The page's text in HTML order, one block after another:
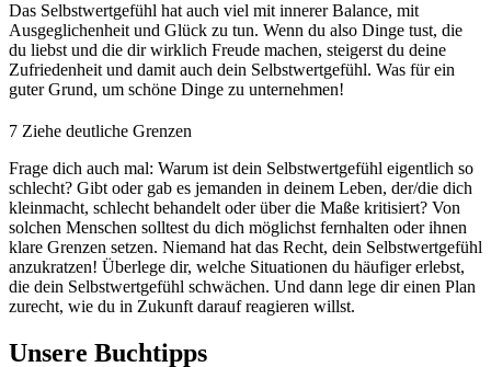
Das Selbstwertgefühl hat auch viel mit innerer Balance, mit
Ausgeglichenheit und Glück zu tun. Wenn du also Dinge tust, die
du liebst und die dir wirklich Freude machen, steigerst du deine
Zufriedenheit und damit auch dein Selbstwertgefühl. Was für ein
guter Grund, um schöne Dinge zu unternehmen!
7 Ziehe deutliche Grenzen
Frage dich auch mal: Warum ist dein Selbstwertgefühl eigentlich so
schlecht? Gibt oder gab es jemanden in deinem Leben, der/die dich
kleinmacht, schlecht behandelt oder über die Maße kritisiert? Von
solchen Menschen solltest du dich möglichst fernhalten oder ihnen
klare Grenzen setzen. Niemand hat das Recht, dein Selbstwertgefühl
anzukratzen! Überlege dir, welche Situationen du häufiger erlebst,
die dein Selbstwertgefühl schwächen. Und dann lege dir einen Plan
zurecht, wie du in Zukunft darauf reagieren willst.
Unsere Buchtipps